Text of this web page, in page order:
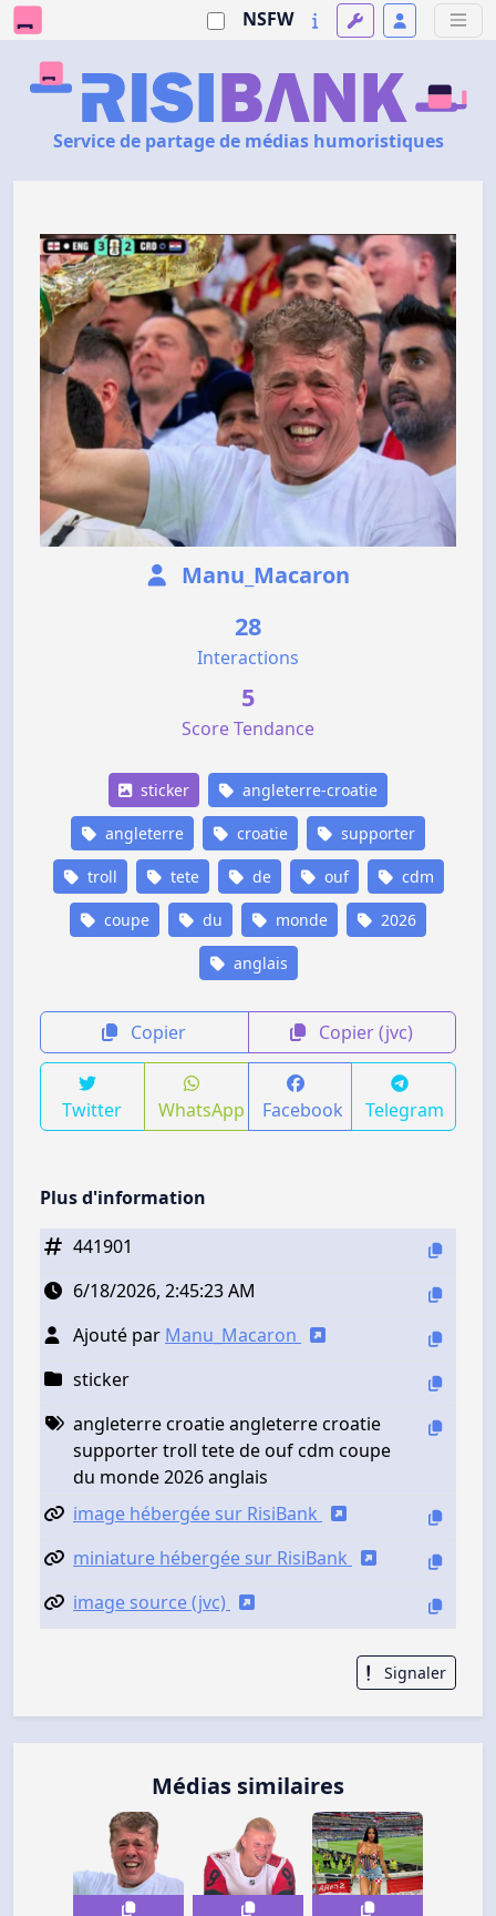
NSFW
Service de partage de médias humoristiques
Manu_Macaron
28
Interactions
5
Score Tendance
sticker angleterre-croatie
angleterre croatie supporter
troll tete de ouf cdm
coupe du monde 2026
anglais
Copier Copier (jvc)
Twitter WhatsApp Facebook Telegram
Plus d'information
441901
6/18/2026, 2:45:23 AM
Ajouté par Manu_Macaron
sticker
angleterre croatie angleterre croatie
supporter troll tete de ouf cdm coupe
du monde 2026 anglais
image hébergée sur RisiBank
miniature hébergée sur RisiBank
image source (jvc)
Signaler
Médias similaires